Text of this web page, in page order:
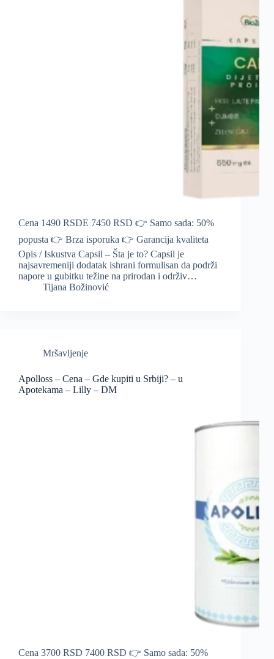
Cena 1490 RSDE 7450 RSD 👉 Samo sada: 50%
popusta 👉 Brza isporuka 👉 Garancija kvaliteta
Opis / Iskustva Capsil – Šta je to? Capsil je
najsavremeniji dodatak ishrani formulisan da podrži
napore u gubitku težine na prirodan i održiv…
Tijana Božinović
Mršavljenje
Apolloss – Cena – Gde kupiti u Srbiji? – u
Apotekama – Lilly – DM
Cena 3700 RSD 7400 RSD 👉 Samo sada: 50%